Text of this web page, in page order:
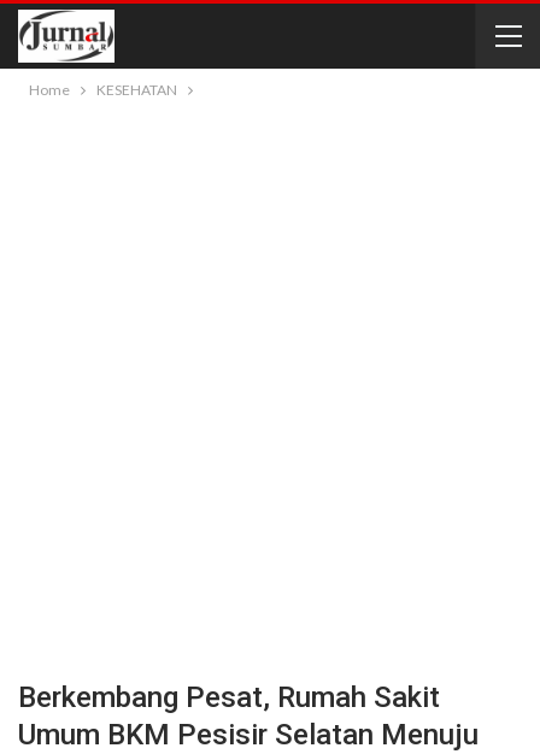
Home KESEHATAN
Berkembang Pesat, Rumah Sakit
Umum BKM Pesisir Selatan Menuju